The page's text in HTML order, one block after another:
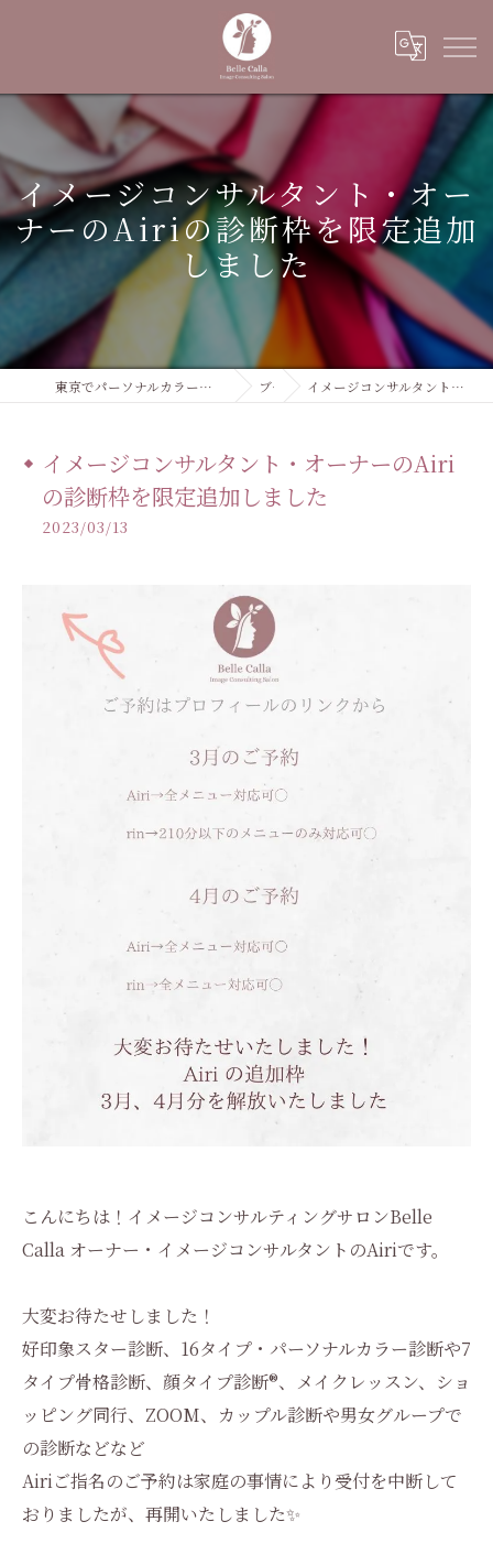
イメージコンサルタント・オー
ナーのAiriの診断枠を限定追加
しました
東京でパーソナルカラーならイメージコンサルティングサロン Belle Calla ブログ イメージコンサルタント・オーナーのAiriの診断枠を限定追加しました
イメージコンサルタント・オーナーのAiri
の診断枠を限定追加しました
2023/03/13
こんにちは！イメージコンサルティングサロンBelle
Calla オーナー・イメージコンサルタントのAiriです。
大変お待たせしました！
好印象スター診断、16タイプ・パーソナルカラー診断や7
タイプ骨格診断、顔タイプ診断®︎、メイクレッスン、ショ
ッピング同行、ZOOM、カップル診断や男女グループで
の診断などなど
Airiご指名のご予約は家庭の事情により受付を中断して
おりましたが、再開いたしました✨